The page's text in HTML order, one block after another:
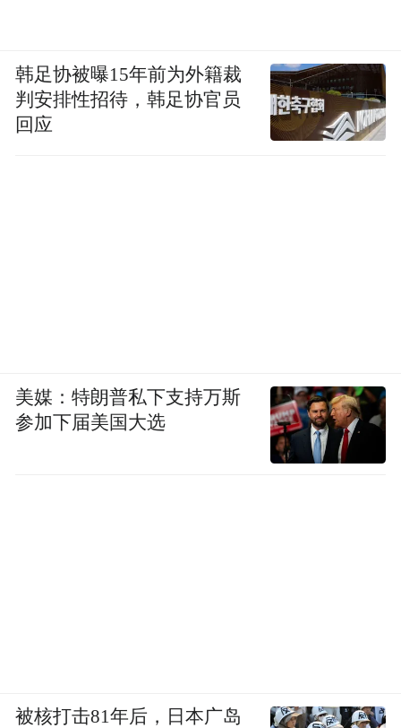
韩足协被曝15年前为外籍裁
判安排性招待，韩足协官员
回应
美媒：特朗普私下支持万斯
参加下届美国大选
被核打击81年后，日本广岛